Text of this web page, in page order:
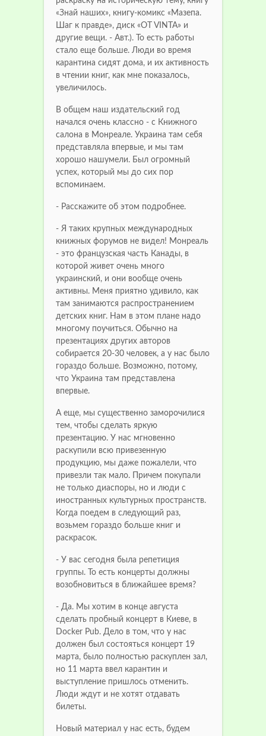
«Знай наших», книгу-комикс «Мазепа.
Шаг к правде», диск «OT VINTA» и
другие вещи. - Авт.). То есть работы
стало еще больше. Люди во время
карантина сидят дома, и их активность
в чтении книг, как мне показалось,
увеличилось.
В общем наш издательский год
начался очень классно - с Книжного
салона в Монреале. Украина там себя
представляла впервые, и мы там
хорошо нашумели. Был огромный
успех, который мы до сих пор
вспоминаем.
- Расскажите об этом подробнее.
- Я таких крупных международных
книжных форумов не видел! Монреаль
- это французская часть Канады, в
которой живет очень много
украинский, и они вообще очень
активны. Меня приятно удивило, как
там занимаются распространением
детских книг. Нам в этом плане надо
многому поучиться. Обычно на
презентациях других авторов
собирается 20-30 человек, а у нас было
гораздо больше. Возможно, потому,
что Украина там представлена
впервые.
А еще, мы существенно заморочилися
тем, чтобы сделать яркую
презентацию. У нас мгновенно
раскупили всю привезенную
продукцию, мы даже пожалели, что
привезли так мало. Причем покупали
не только диаспоры, но и люди с
иностранных культурных пространств.
Когда поедем в следующий раз,
возьмем гораздо больше книг и
раскрасок.
- У вас сегодня была репетиция
группы. То есть концерты должны
возобновиться в ближайшее время?
- Да. Мы хотим в конце августа
сделать пробный концерт в Киеве, в
Docker Pub. Дело в том, что у нас
должен был состояться концерт 19
марта, было полностью раскуплен зал,
но 11 марта ввел карантин и
выступление пришлось отменить.
Люди ждут и не хотят отдавать
билеты.
Новый материал у нас есть, будем